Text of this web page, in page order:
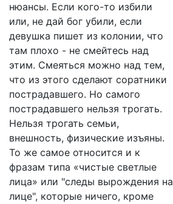
нюансы. Если кого-то избили
или, не дай бог убили, если
девушка пишет из колонии, что
там плохо - не смейтесь над
этим. Смеяться можно над тем,
что из этого сделают соратники
пострадавшего. Но самого
пострадавшего нельзя трогать.
Нельзя трогать семьи,
внешность, физические изъяны.
То же самое относится и к
фразам типа «чистые светлые
лица» или "следы вырождения на
лице", которые ничего, кроме